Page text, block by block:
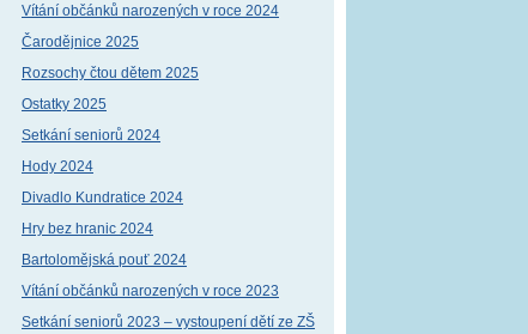
Vítání občánků narozených v roce 2024
Čarodějnice 2025
Rozsochy čtou dětem 2025
Ostatky 2025
Setkání seniorů 2024
Hody 2024
Divadlo Kundratice 2024
Hry bez hranic 2024
Bartolomějská pouť 2024
Vítání občánků narozených v roce 2023
Setkání seniorů 2023 – vystoupení dětí ze ZŠ